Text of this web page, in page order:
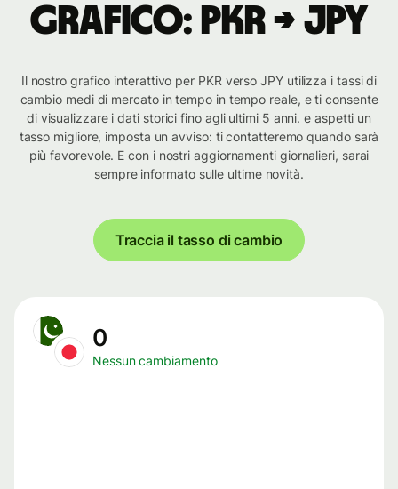
Grafico: PKR → JPY
Il nostro grafico interattivo per PKR verso JPY utilizza i tassi di
cambio medi di mercato in tempo in tempo reale, e ti consente
di visualizzare i dati storici fino agli ultimi 5 anni. e aspetti un
tasso migliore, imposta un avviso: ti contatteremo quando sarà
più favorevole. E con i nostri aggiornamenti giornalieri, sarai
sempre informato sulle ultime novità.
Traccia il tasso di cambio
0
Nessun cambiamento